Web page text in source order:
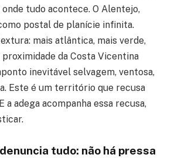
tudo acontece. O Alentejo,
postal de planície infinita.
mais atlântica, mais verde,
proximidade da Costa Vicentina
inevitável selvagem, ventosa,
Este é um território que recusa
a adega acompanha essa recusa,
tudo: não há pressa